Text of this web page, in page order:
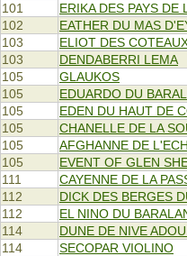
101
ERIKA DES PAYS DE
102
EATHER DU MAS
103
ELIOT DES
103
DENDABERRI LEMA
105
GLAUKOS
105
EDUARDO DU
105
EDEN DU HAUT DE
105
CHANELLE DE LA
105
AFGHANNE DE
105
EVENT OF GLEN
111
CAYENNE DE LA
112
DICK DES BERGES
112
EL NINO DU
114
DUNE DE NIVE
114
SECOPAR VIOLINO